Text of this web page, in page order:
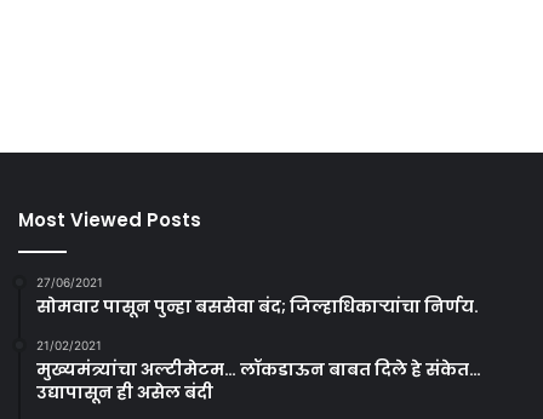
Most Viewed Posts
27/06/2021
सोमवार पासून पुन्हा बससेवा बंद; जिल्हाधिकाऱ्यांचा निर्णय.
21/02/2021
मुख्यमंत्र्यांचा अल्टीमेटम… लॉकडाऊन बाबत दिले हे संकेत…
उद्यापासून ही असेल बंदी